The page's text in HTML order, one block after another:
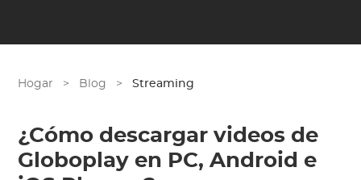
Hogar > Blog > Streaming
¿Cómo descargar videos de
Globoplay en PC, Android e